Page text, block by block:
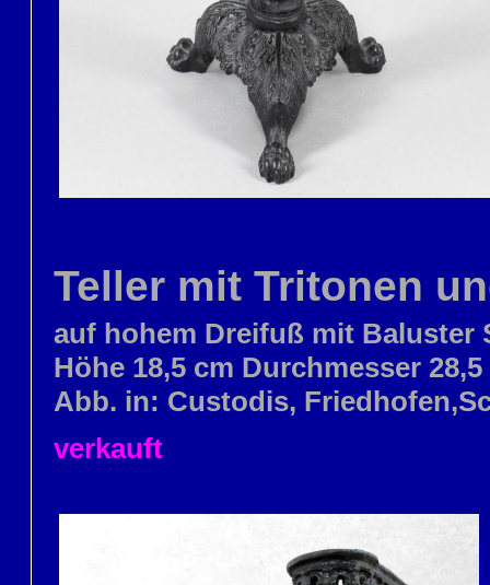
Teller mit Tritonen
auf hohem Dreifuß mit Baluster
Höhe 18,5 cm Durchmesser
Abb. in: Custodis,
verkauft